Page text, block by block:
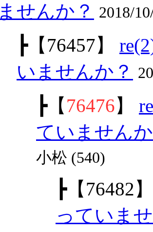
ませんか？ 2018/
┣【76457】
いませんか？
┣【 76476】
ていません
小松 (540)
┣【76482】
っていま